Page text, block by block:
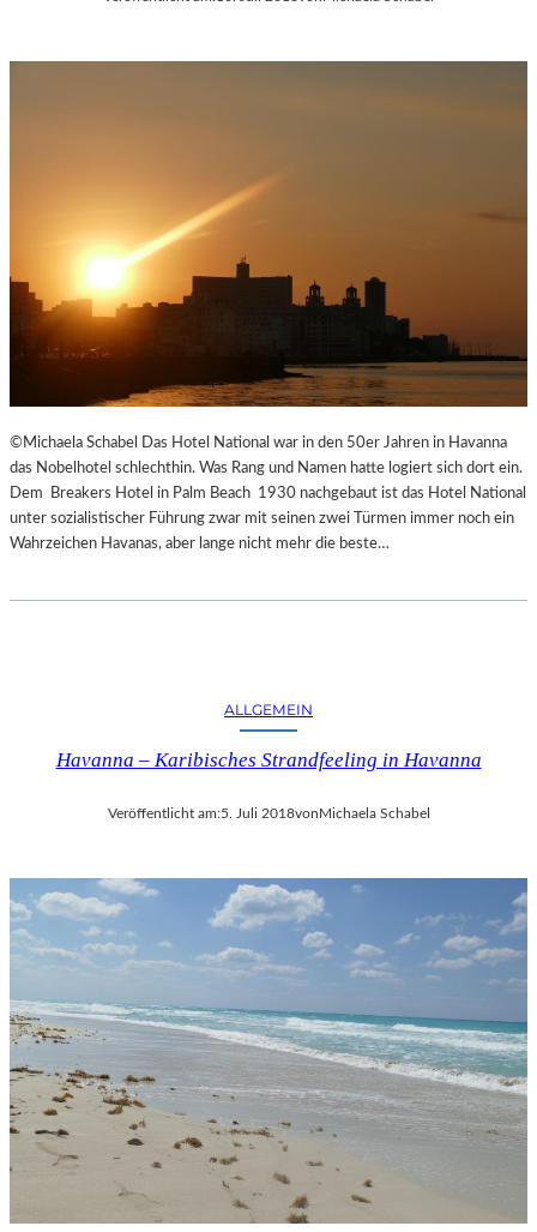
©Michaela Schabel Das Hotel National war in den 50er Jahren in Havanna
das Nobelhotel schlechthin. Was Rang und Namen hatte logiert sich dort ein.
Dem Breakers Hotel in Palm Beach 1930 nachgebaut ist das Hotel National
unter sozialistischer Führung zwar mit seinen zwei Türmen immer noch ein
Wahrzeichen Havanas, aber lange nicht mehr die beste…
ALLGEMEIN
Havanna – Karibisches Strandfeeling in Havanna
Veröffentlicht am:5. Juli 2018vonMichaela Schabel